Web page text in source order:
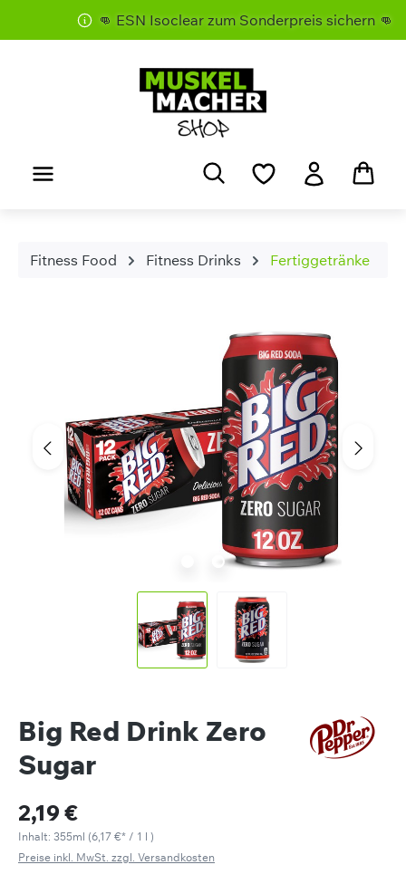
Zum Hauptinhalt springen
👊 ESN Isoclear zum Sonderpreis sichern 👊
Fitness Food Fitness Drinks Fertiggetränke
Big Red Drink Zero
Sugar
2,19 €
Inhalt: 355ml (6,17 €* / 1 l )
Preise inkl. MwSt. zzgl. Versandkosten